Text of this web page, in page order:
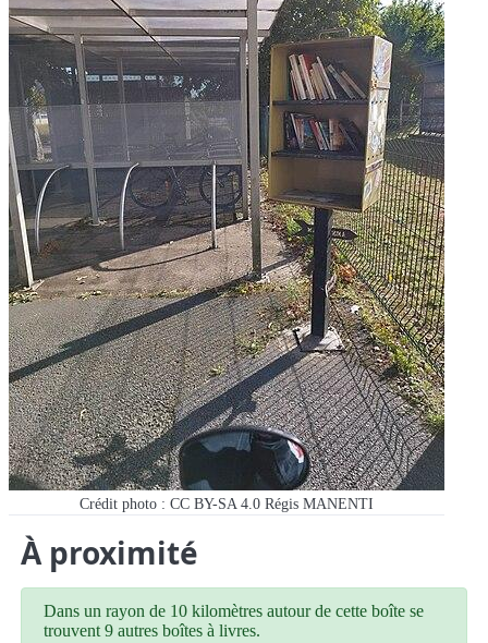
Crédit photo : CC BY-SA 4.0 Régis MANENTI
À proximité
Dans un rayon de 10 kilomètres autour de cette boîte se
trouvent 9 autres boîtes à livres.